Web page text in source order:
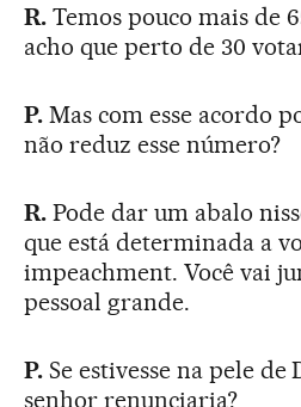
R. Temos pouco mais de
acho que perto de 30
P. Mas com esse acordo
não reduz esse número?
R. Pode dar um abalo
que está determinada a
impeachment. Você vai
pessoal grande.
P.Se estivesse na pele de
senhor renunciaria?